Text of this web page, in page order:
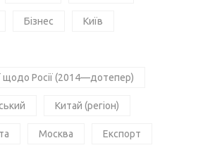
Бізнес Київ
щодо Росії (2014—дотепер)
Китай (регіон)
Москва Експорт